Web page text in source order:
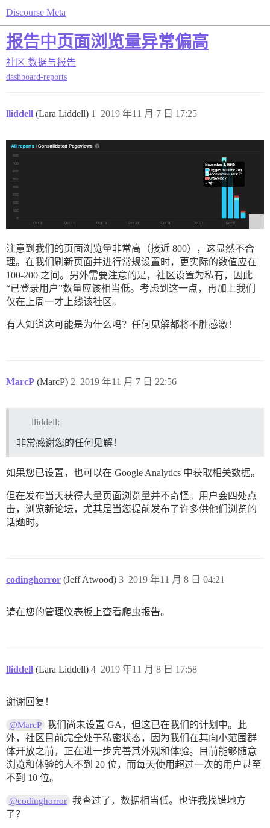
Discourse Meta
报告中页面浏览量异常偏高
社区 数据与报告
dashboard-reports
lliddell (Lara Liddell) 2019 年11 月 7 日 17:25
1
注意到我们的页面浏览量非常高（接近 800），这显然不合
理。在我们刷新页面并进行常规设置时，更实际的数值应在
100-200 之间。另外需要注意的是，社区设置为私有，因此
“已登录用户”数量应该相当低。考虑到这一点，再加上我们
仅在上周一才上线该社区。
有人知道这可能是为什么吗？任何见解都将不胜感激！
MarcP (MarcP) 2019 年11 月 7 日 22:56
2
lliddell:
非常感谢您的任何见解！
如果您已设置，也可以在 Google Analytics 中获取相关数据。
但在发布当天获得大量页面浏览量并不奇怪。用户会四处点
击，浏览新论坛，尤其是当您提前发布了许多供他们浏览的
话题时。
codinghorror (Jeff Atwood) 2019 年11 月 8 日 04:21
3
请在您的管理仪表板上查看爬虫报告。
lliddell (Lara Liddell) 2019 年11 月 8 日 17:58
4
谢谢回复！
@MarcP 我们尚未设置 GA，但这已在我们的计划中。此
外，社区目前完全处于私密状态，因为我们在其向小范围群
体开放之前，正在进一步完善其外观和体验。目前能够随意
浏览和体验的人不到 20 位，而每天使用超过一次的用户甚至
不到 10 位。
@codinghorror 我查过了，数据相当低。也许我找错地方
了？